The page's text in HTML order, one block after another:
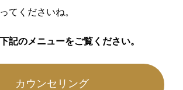
てくださいね。
記のメニューをご覧ください。
カウンセリング